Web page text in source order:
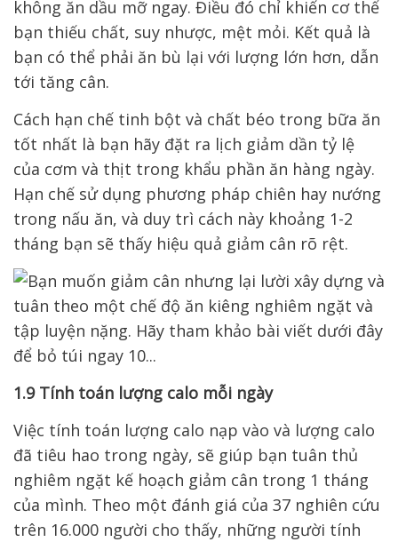
không ăn dầu mỡ ngay. Điều đó chỉ khiến cơ thể
bạn thiếu chất, suy nhược, mệt mỏi. Kết quả là
bạn có thể phải ăn bù lại với lượng lớn hơn, dẫn
tới tăng cân.
Cách hạn chế tinh bột và chất béo trong bữa ăn
tốt nhất là bạn hãy đặt ra lịch giảm dần tỷ lệ
của cơm và thịt trong khẩu phần ăn hàng ngày.
Hạn chế sử dụng phương pháp chiên hay nướng
trong nấu ăn, và duy trì cách này khoảng 1-2
tháng bạn sẽ thấy hiệu quả giảm cân rõ rệt.
1.9 Tính toán lượng calo mỗi ngày
Việc tính toán lượng calo nạp vào và lượng calo
đã tiêu hao trong ngày, sẽ giúp bạn tuân thủ
nghiêm ngặt kế hoạch giảm cân trong 1 tháng
của mình. Theo một đánh giá của 37 nghiên cứu
trên 16.000 người cho thấy, những người tính